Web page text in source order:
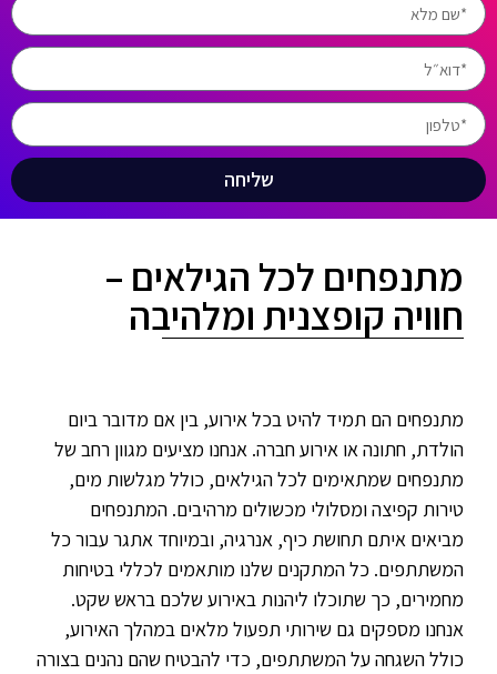
שליחה
מתנפחים לכל הגילאים –
חוויה קופצנית ומלהיבה
מתנפחים הם תמיד להיט בכל אירוע, בין אם מדובר ביום
הולדת, חתונה או אירוע חברה. אנחנו מציעים מגוון רחב של
מתנפחים שמתאימים לכל הגילאים, כולל מגלשות מים,
טירות קפיצה ומסלולי מכשולים מרהיבים. המתנפחים
מביאים איתם תחושת כיף, אנרגיה, ובמיוחד אתגר עבור כל
המשתתפים. כל המתקנים שלנו מותאמים לכללי בטיחות
מחמירים, כך שתוכלו ליהנות באירוע שלכם בראש שקט.
אנחנו מספקים גם שירותי תפעול מלאים במהלך האירוע,
כולל השגחה על המשתתפים, כדי להבטיח שהם נהנים בצורה